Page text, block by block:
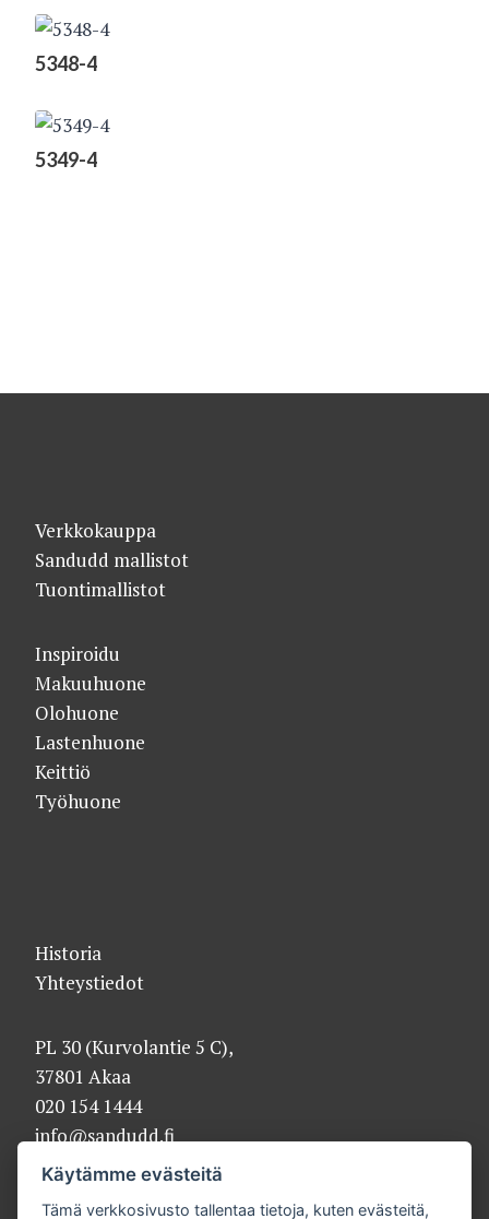
5348-4
5349-4
Verkkokauppa
Sandudd mallistot
Tuontimallistot
Inspiroidu
Makuuhuone
Olohuone
Lastenhuone
Keittiö
Työhuone
Historia
Yhteystiedot
PL 30 (Kurvolantie 5 C),
37801 Akaa
020 154 1444
info@sandudd.fi
Käytämme evästeitä
Tämä verkkosivusto tallentaa tietoja, kuten evästeitä,